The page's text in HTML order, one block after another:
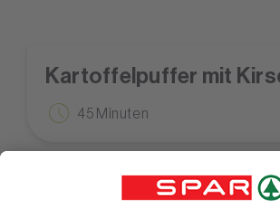
Kartoffelpuffer mit
45 Minuten